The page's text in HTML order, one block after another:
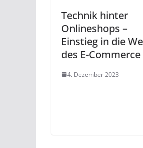
Technik hinter
Onlineshops –
Einstieg in die
des E-Commerce
4. Dezember 2023